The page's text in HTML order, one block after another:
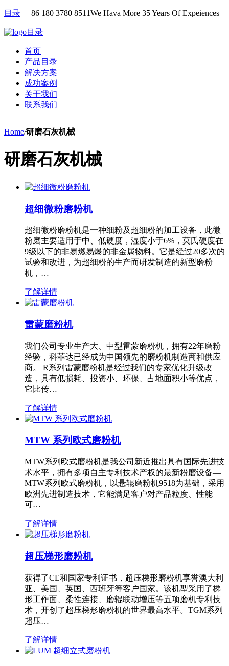
目录 +86 180 3780 8511We Hava More 35 Years Of Expeiences
目录
首页
产品目录
解决方案
成功案例
关于我们
联系我们
Home/研磨石灰机械
研磨石灰机械
超细微粉磨粉机
超细微粉磨粉机是一种细粉及超细粉的加工设备，此微
粉磨主要适用于中、低硬度，湿度小于6%，莫氏硬度在
9级以下的非易燃易爆的非金属物料。它是经过20多次的
试验和改进，为超细粉的生产而研发制造的新型磨粉
机，…
了解详情
雷蒙磨粉机
我们公司专业生产大、中型雷蒙磨粉机，拥有22年磨粉
经验，科菲达已经成为中国领先的磨粉机制造商和供应
商。 R系列雷蒙磨粉机是经过我们的专家优化升级改
造，具有低损耗、投资小、环保、占地面积小等优点，
它比传…
了解详情
MTW 系列欧式磨粉机
MTW系列欧式磨粉机是我公司新近推出具有国际先进技
术水平，拥有多项自主专利技术产权的最新粉磨设备—
MTW系列欧式磨粉机，以悬辊磨粉机9518为基础，采用
欧洲先进制造技术，它能满足客户对产品粒度、性能
可…
了解详情
超压梯形磨粉机
获得了CE和国家专利证书，超压梯形磨粉机享誉澳大利
亚、美国、英国、西班牙等客户国家。该机型采用了梯
形工作面、柔性连接、磨辊联动增压等五项磨机专利技
术，开创了超压梯形磨粉机的世界最高水平。TGM系列
超压…
了解详情